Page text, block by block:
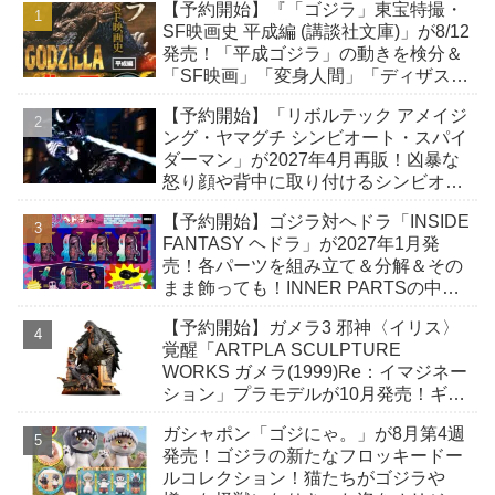
【予約開始】『「ゴジラ」東宝特撮・
SF映画史 平成編 (講談社文庫)」が8/12
発売！「平成ゴジラ」の動きを検分＆
「SF映画」「変身人間」「ディザスタ
【予約開始】「リボルテック アメイジ
ング・ヤマグチ シンビオート・スパイ
ダーマン」が2027年4月再販！凶暴な
怒り顔や背中に取り付けるシンビオー
現！
【予約開始】ゴジラ対ヘドラ「INSIDE
FANTASY ヘドラ」が2027年1月発
売！各パーツを組み立て＆分解＆その
まま飾っても！INNER PARTSの中に
【予約開始】ガメラ3 邪神〈イリス〉
覚醒「ARTPLA SCULPTURE
WORKS ガメラ(1999)Re：イマジネー
ション」プラモデルが10月発売！ギャ
緊迫の瞬間！
ガシャポン「ゴジにゃ。」が8月第4週
発売！ゴジラの新たなフロッキードー
ルコレクション！猫たちがゴジラや